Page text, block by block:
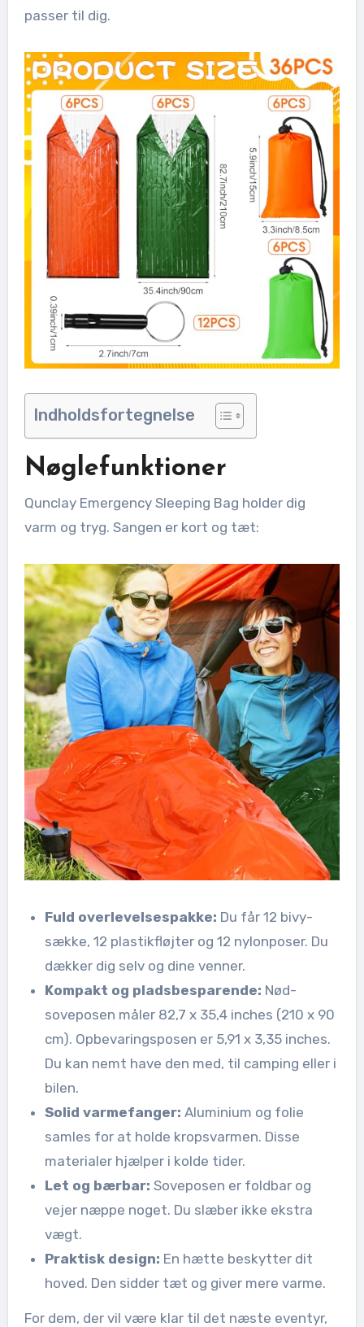
passer til dig.
Indholdsfortegnelse
Nøglefunktioner
Qunclay Emergency Sleeping Bag holder dig
varm og tryg. Sangen er kort og tæt:
Fuld overlevelsespakke: Du får 12 bivy-
sække, 12 plastikfløjter og 12 nylonposer. Du
dækker dig selv og dine venner.
Kompakt og pladsbesparende: Nød-
soveposen måler 82,7 x 35,4 inches (210 x 90
cm). Opbevaringsposen er 5,91 x 3,35 inches.
Du kan nemt have den med, til camping eller i
bilen.
Solid varmefanger: Aluminium og folie
samles for at holde kropsvarmen. Disse
materialer hjælper i kolde tider.
Let og bærbar: Soveposen er foldbar og
vejer næppe noget. Du slæber ikke ekstra
vægt.
Praktisk design: En hætte beskytter dit
hoved. Den sidder tæt og giver mere varme.
For dem, der vil være klar til det næste eventyr,